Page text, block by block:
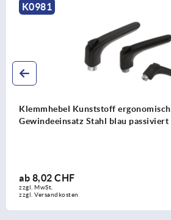
ergonomisch mit Innengewinde,
Stahl blau passiviert